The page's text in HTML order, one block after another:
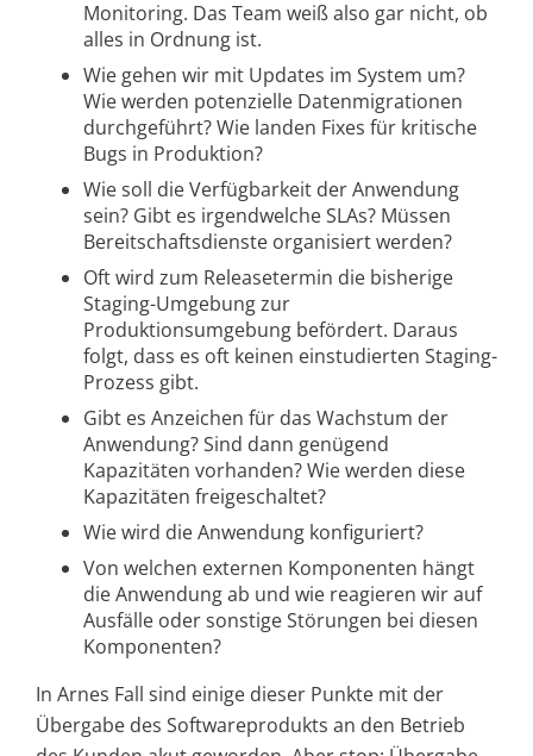
Monitoring. Das Team weiß also gar nicht, ob
alles in Ordnung ist.
Wie gehen wir mit Updates im System um?
Wie werden potenzielle Datenmigrationen
durchgeführt? Wie landen Fixes für kritische
Bugs in Produktion?
Wie soll die Verfügbarkeit der Anwendung
sein? Gibt es irgendwelche SLAs? Müssen
Bereitschaftsdienste organisiert werden?
Oft wird zum Releasetermin die bisherige
Staging-Umgebung zur
Produktionsumgebung befördert. Daraus
folgt, dass es oft keinen einstudierten Staging-
Prozess gibt.
Gibt es Anzeichen für das Wachstum der
Anwendung? Sind dann genügend
Kapazitäten vorhanden? Wie werden diese
Kapazitäten freigeschaltet?
Wie wird die Anwendung konfiguriert?
Von welchen externen Komponenten hängt
die Anwendung ab und wie reagieren wir auf
Ausfälle oder sonstige Störungen bei diesen
Komponenten?
In Arnes Fall sind einige dieser Punkte mit der
Übergabe des Softwareprodukts an den Betrieb